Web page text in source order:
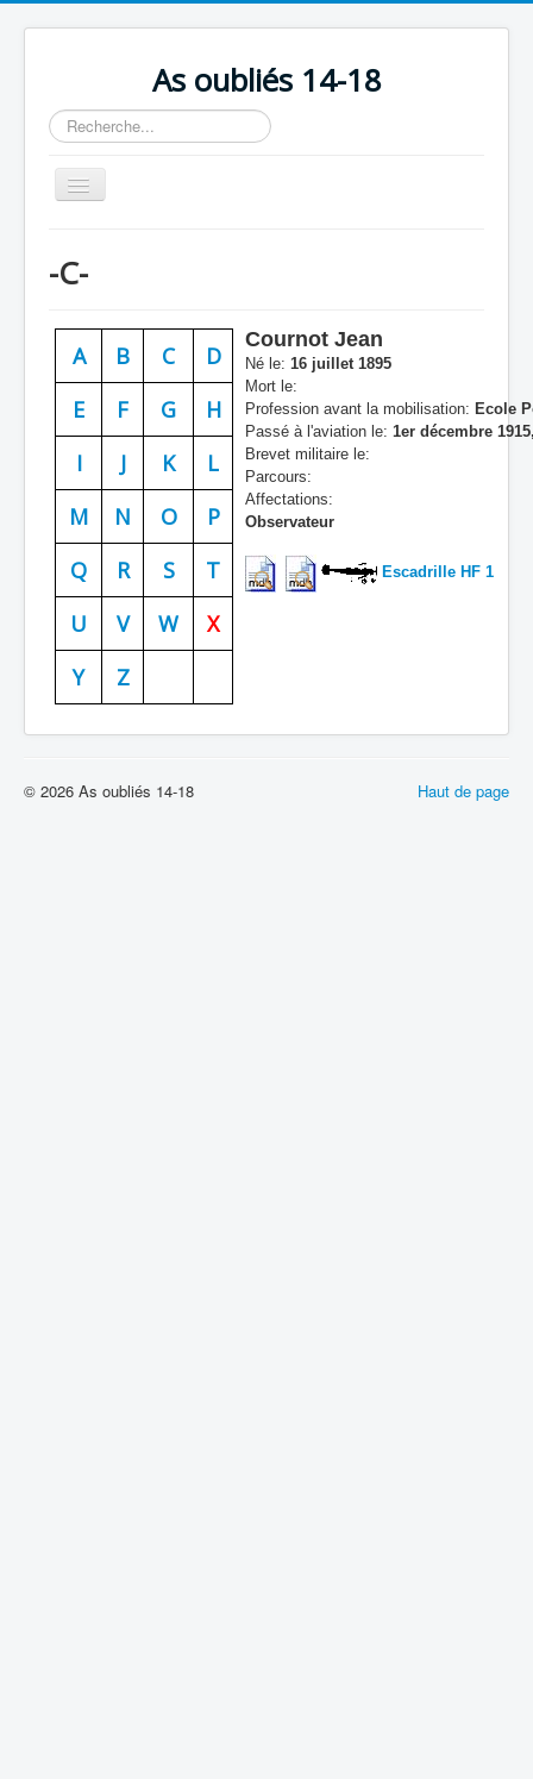
As oubliés 14-18
Rechercher
Basculer
la
Chronologie
Escadrilles
Organisation
Avions
Formation
Doctrines
Batailles
Cahiers des As
-C-
A B C
D
E
F G
H
I
J K
L
M
N O
P
Q
R S
T
U
V W
X
Y
Z
Cournot Jean
Né le: 16 juillet 1895
Mort le:
Profession avant la mobilisation: Ecole
Passé à l'aviation le: 1er décembre
Brevet militaire le:
Parcours:
Affectations:
Observateur
Escadrille HF 1
Haut de page
© 2026 As oubliés 14-18